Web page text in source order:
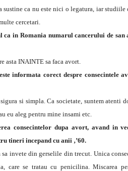
ca nu este nici o legatura, iar studiile
cercetari.
in Romania numarul cancerului de san
asta INAINTE sa faca avort.
informata corect despre consecintele
si simpla. Ca societate, suntem atenti
eu aleg pentru mine insami etc.
consecintelor dupa avort, avand in
tineri incepand cu anii ‚’60.
sa invete din gerselile din trecut. Unica
care se tratau cu penicilina. Miscarea